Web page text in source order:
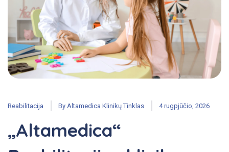
Reabilitacija By Altamedica Klinikų Tinklas 4 rugpjūčio, 2026
„Altamedica“